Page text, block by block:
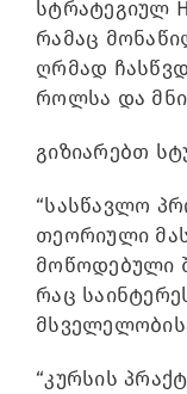
სტრატეგიულ
რამაც
ღრმად
როლსა და
გიზიარებთ
“სასწავლო
თეორიული
მოწოდებული
რაც
“კურსის